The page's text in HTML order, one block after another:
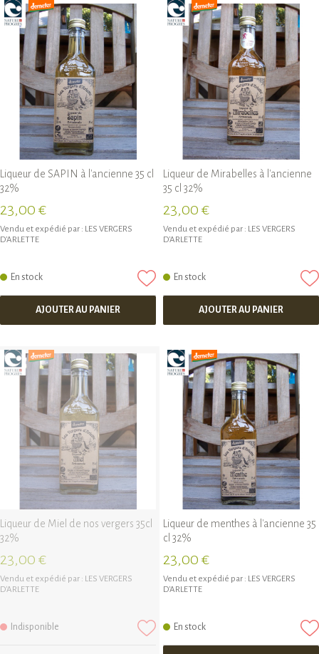
Liqueur de SAPIN à l'ancienne 35 cl
32%
23,00 €
Vendu et expédié par : LES VERGERS
D'ARLETTE
En stock
AJOUTER AU PANIER
Liqueur de Mirabelles à l'ancienne
35 cl 32%
23,00 €
Vendu et expédié par : LES VERGERS
D'ARLETTE
En stock
AJOUTER AU PANIER
Liqueur de Miel de nos vergers 35cl
32%
23,00 €
Vendu et expédié par : LES VERGERS
D'ARLETTE
Indisponible
Liqueur de menthes à l'ancienne 35
cl 32%
23,00 €
Vendu et expédié par : LES VERGERS
D'ARLETTE
En stock